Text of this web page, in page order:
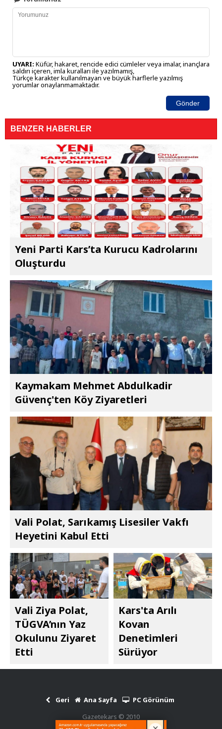
UYARI: Küfür, hakaret, rencide edici cümleler veya imalar, inançlara
saldırı içeren, imla kuralları ile yazılmamış,
Türkçe karakter kullanılmayan ve büyük harflerle yazılmış
yorumlar onaylanmamaktadır.
Gönder
BENZER HABERLER
Yeni Parti Kars’ta Kurucu Kadrolarını
Oluşturdu
Kaymakam Mehmet Abdulkadir
Güvenç'ten Köy Ziyaretleri
Vali Polat, Sarıkamış Lisesiler Vakfı
Heyetini Kabul Etti
Vali Ziya Polat,
TÜGVA’nın Yaz
Okulunu Ziyaret
Etti
Kars'ta Arılı
Kovan
Denetimleri
Sürüyor
Geri Ana Sayfa
PC Görünüm
Gazetekars © 2010
Haber Scripti